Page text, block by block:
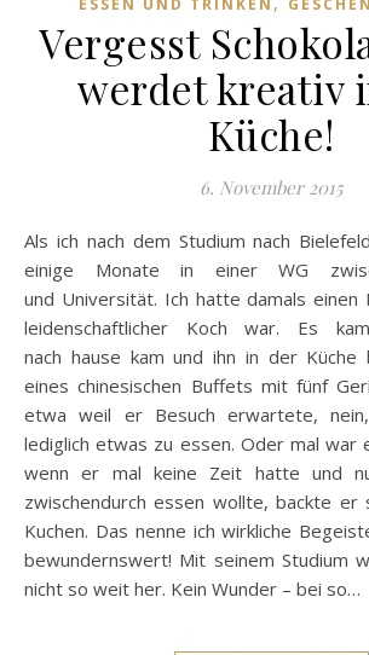
Vergesst
werdet kreativ
Küche!
6. November 2015
Als ich nach dem Studium nach Bielefeld zog, wohnte ich
einige Monate in einer WG
und Universität. Ich hatte damals
leidenschaftlicher Koch war. Es
nach hause kam und ihn in der Küche
eines chinesischen Buffets mit fünf
etwa weil er Besuch erwartete,
lediglich etwas zu essen. Oder mal war
wenn er mal keine Zeit hatte und
zwischendurch essen wollte, backte er
Kuchen. Das nenne ich wirkliche
bewundernswert! Mit seinem Studium
nicht so weit her. Kein Wunder – bei so…